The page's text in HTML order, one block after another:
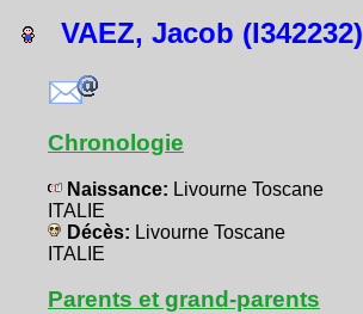
VAEZ, Jacob (I342232)
Chronologie
Naissance: Livourne Toscane
ITALIE
Décès: Livourne Toscane
ITALIE
Parents et grand-parents